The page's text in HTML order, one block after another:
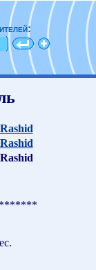
Rashid
Rashid
Rashid